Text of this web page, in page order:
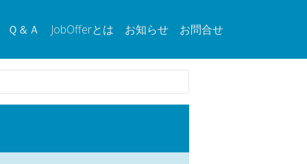
Ｑ＆Ａ JobOfferとは お知らせ お問合せ